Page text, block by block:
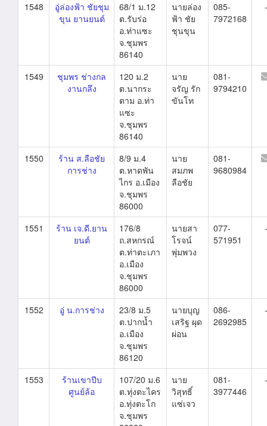
1548
อู่ล่องฟ้า ชัยชุม
ขุน ยานยนต์
68/1 ม.12
ต.รับร่อ
อ.ท่าแซะ
จ.ชุมพร
86140
นายล่อง
ฟ้า ชัย
ชุนขุน
085-
7972168
-
1549
ชุมพร ช่างกล
งานกลึง
120 ม.2
ต.นากระ
ตาม อ.ท่า
แซะ
จ.ชุมพร
86140
นาย
จรัญ รัก
ขันโท
081-
9794210
1550
ร้าน ส.ลือชัย
การช่าง
8/9 ม.4
ต.หาดพัน
ไกร อ.เมือง
จ.ชุมพร
86000
นาย
สมภพ
ลือชัย
081-
9680984
1551
ร้าน เจ.ดี.ยาน
ยนต์
176/8
ถ.สหกรณ์
ต.ท่าตะเภา
อ.เมือง
จ.ชุมพร
86000
นายสา
โรจน์
พุ่มพวง
077-
571951
-
1552 อู่ น.การช่าง
23/8 ม.5
ต.ปากน้ำ
อ.เมือง
จ.ชุมพร
86120
นายบุญ
เสริฐ ผุด
ผ่อน
086-
2692985
-
1553
ร้านเขาปีบ
ศูนย์ล้อ
107/20 ม.6
ต.ทุ่งตะไคร
อ.ทุ่งตะโก
จ.ชุมพร
นาย
วิสุทธิ์
แซ่เจว
081-
3977446
-